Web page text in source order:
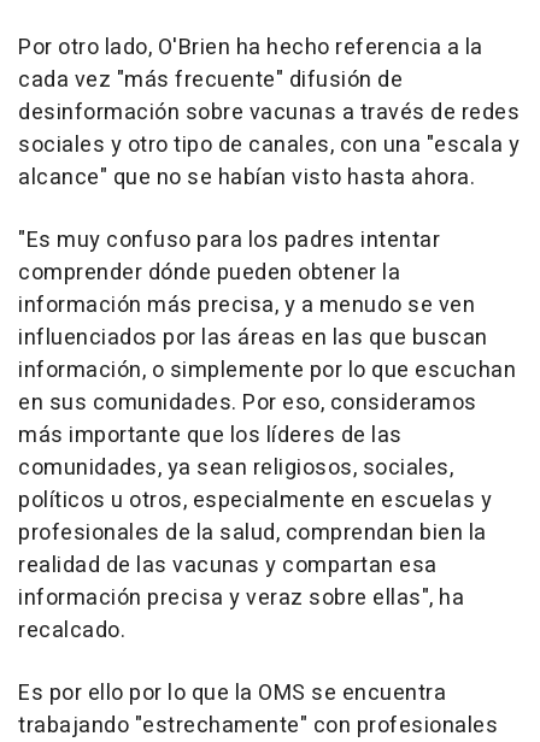
Por otro lado, O'Brien ha hecho referencia a la
cada vez "más frecuente" difusión de
desinformación sobre vacunas a través de redes
sociales y otro tipo de canales, con una "escala y
alcance" que no se habían visto hasta ahora.
"Es muy confuso para los padres intentar
comprender dónde pueden obtener la
información más precisa, y a menudo se ven
influenciados por las áreas en las que buscan
información, o simplemente por lo que escuchan
en sus comunidades. Por eso, consideramos
más importante que los líderes de las
comunidades, ya sean religiosos, sociales,
políticos u otros, especialmente en escuelas y
profesionales de la salud, comprendan bien la
realidad de las vacunas y compartan esa
información precisa y veraz sobre ellas", ha
recalcado.
Es por ello por lo que la OMS se encuentra
trabajando "estrechamente" con profesionales